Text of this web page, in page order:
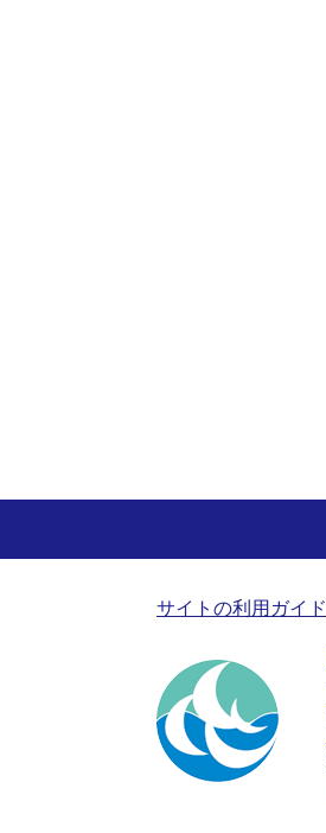
サイトの利用ガイド